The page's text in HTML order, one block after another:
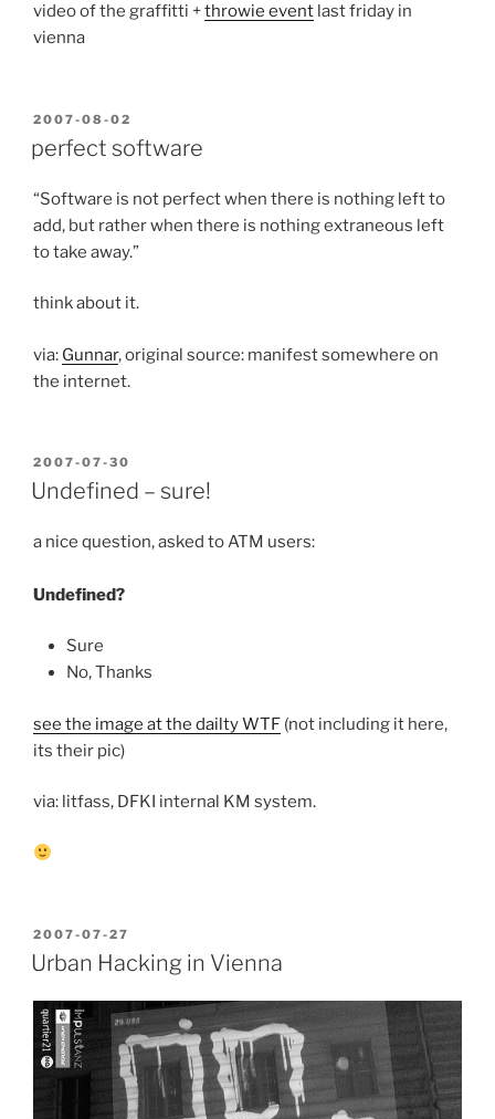
video of the graffitti +throwie event last friday in
vienna
POSTED
2007-08-02
perfect software
“Software is not perfect when there is nothing left to
add, but rather when there is nothing extraneous left
to take away.”
think about it.
via: Gunnar, original source: manifest somewhere on
the internet.
POSTED
ON
2007-07-30
Undefined – sure!
a nice question, asked to ATM users:
Undefined?
Sure
No, Thanks
see the image at the dailty WTF (not including it here,
its their pic)
via: litfass, DFKI internal KM system.
POSTED
ON
2007-07-27
Urban Hacking in Vienna